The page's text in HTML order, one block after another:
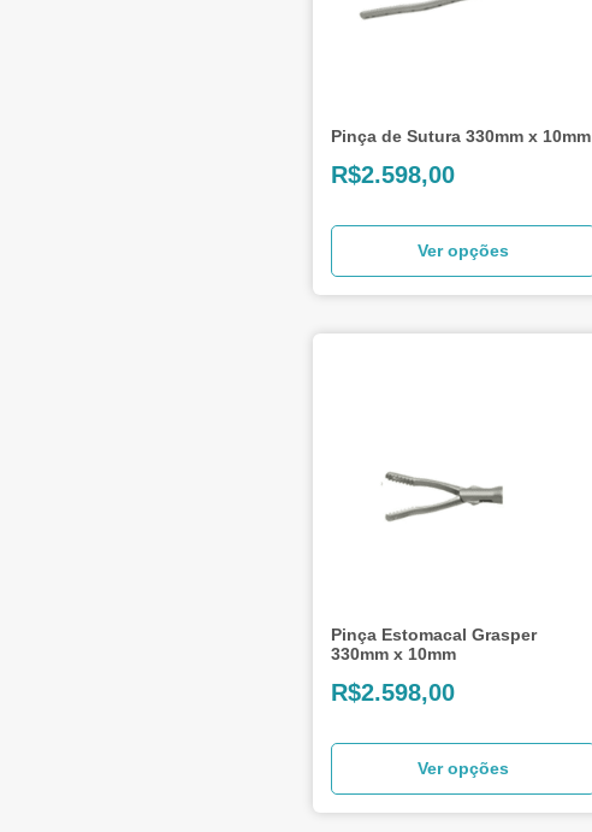
Pinça de Sutura 330mm x 10mm
R$2.598,00
Ver opções
Pinça Estomacal Grasper
330mm x 10mm
R$2.598,00
Ver opções